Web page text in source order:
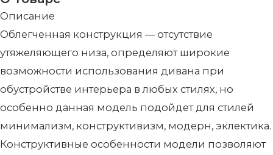
Описание
Облегченная конструкция — отсутствие
утяжеляющего низа, определяют широкие
возможности использования дивана при
обустройстве интерьера в любых стилях, но
особенно данная модель подойдет для стилей
минимализм, конструктивизм, модерн, эклектика.
Конструктивные особенности модели позволяют